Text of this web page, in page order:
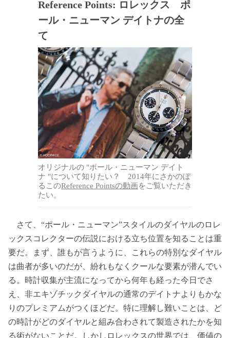
Reference Points: ロレックス ポ
ール・ニューマン デイトナの全
て
オリジナルの "ポール・ニューマン デイト
ナ "について知りたい？ 2014年にさかのぼ
るこのReference Pointsの動画をご覧いただき
たい。
さて、“ポール・ニューマン”スタイルのダイヤルのロレ
ックスコレクターの伝説における立ち位置を知ることは重
要だ。まず、誰もが言うように、これらの特別なダイヤル
は曲者が多いのだが、紛れもなくクールな要素が潜んでい
る。時計収集が主流になってから何年も経った今日でさ
え、非エキゾチックダイヤルの通常のデイトナよりもかな
りのプレミアムがつくほどだ。特に理解し難いことは、ど
の時計がどのダイヤルと組み合わされて製造されたかを知
る術がないことだ。しかしロレックスの世界では、価値の